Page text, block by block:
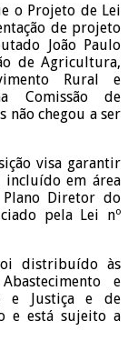
o Projeto de Lei
de projeto
João Paulo
de Agricultura,
Rural e
Comissão de
não chegou a ser
visa garantir
em área
Diretor do
pela Lei nº
distribuído às
e
e Justiça e de
e está sujeito a